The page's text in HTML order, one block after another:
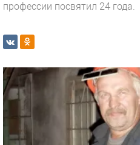
профессии посвятил 24 года.